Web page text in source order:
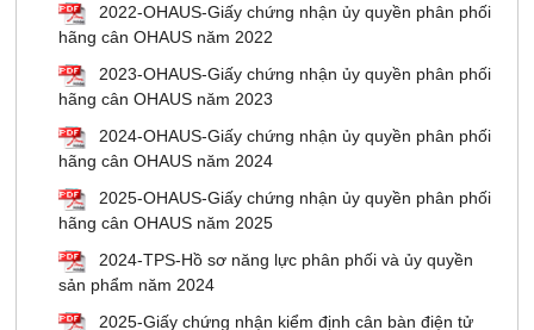
2022-OHAUS-Giấy chứng nhận ủy quyền phân phối
hãng cân OHAUS năm 2022
2023-OHAUS-Giấy chứng nhận ủy quyền phân phối
hãng cân OHAUS năm 2023
2024-OHAUS-Giấy chứng nhận ủy quyền phân phối
hãng cân OHAUS năm 2024
2025-OHAUS-Giấy chứng nhận ủy quyền phân phối
hãng cân OHAUS năm 2025
2024-TPS-Hồ sơ năng lực phân phối và ủy quyền
sản phẩm năm 2024
2025-Giấy chứng nhận kiểm định cân bàn điện tử